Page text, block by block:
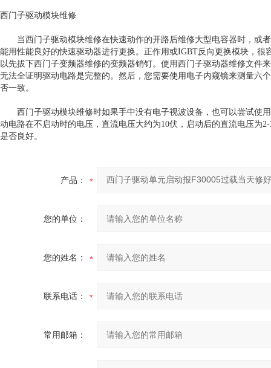
西门子驱动模块维修
当西门子驱动模块维修在快速动作的开路后维修大型电容器时，或
能用性能良好的快速驱动器进行更换。正作用或IGBT反向更换模块，
以先拔下西门子变频器维修的变频器销钉。使用西门子驱动器维修文件
无法全证明驱动电路是完整的。然后，您需要使用电子内窥镜来测量六
否一致。
西门子驱动模块维修时如果手中没有电子视波设备，也可以尝试使
动电路在不启动时的电压，直流电压大约为10伏，启动后的直流电压为
是否良好。
产品：
您的单位：
您的姓名：
联系电话：
常用邮箱：